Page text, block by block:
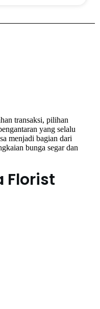
transaksi, pilihan
yang selalu
menjadi bagian dari
bunga segar dan
Florist